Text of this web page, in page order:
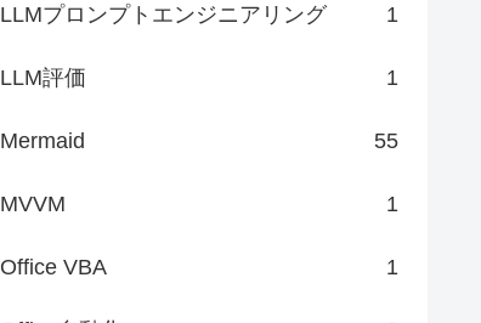
LLMプロンプトエンジニアリング 1
LLM評価 1
Mermaid 55
MVVM 1
Office VBA 1